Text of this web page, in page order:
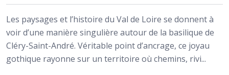
Les paysages et l’histoire du Val de Loire se donnent à
voir d’une manière singulière autour de la basilique de
Cléry-Saint-André. Véritable point d’ancrage, ce joyau
gothique rayonne sur un territoire où chemins, rivi...